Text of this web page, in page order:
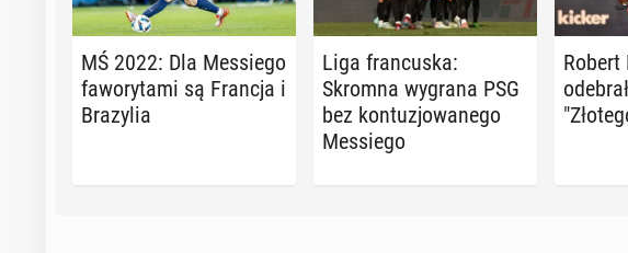
MŚ 2022: Dla Mes­sie­go
fa­wo­ry­ta­mi są Francja i
Bra­zy­lia
Liga fran­cu­ska:
Skromna wygrana PSG
bez kon­tu­zjo­wa­ne­go
Mes­sie­go
Robert